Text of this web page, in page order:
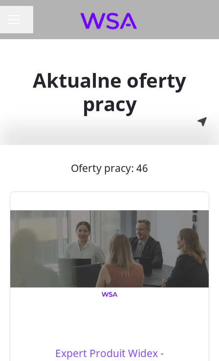
Udostępnij stronę
Aktualne oferty
pracy
Oferty pracy: 46
Expert Produit Widex -